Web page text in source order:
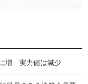
増 実力値は減少